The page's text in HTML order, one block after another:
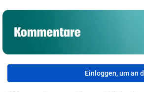
Einloggen, um an